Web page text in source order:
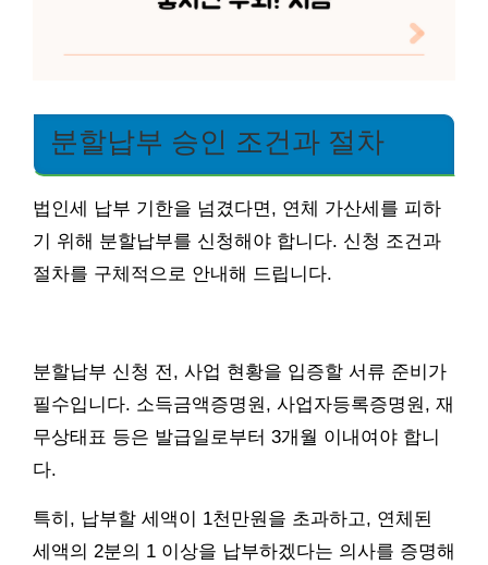
분할납부 승인 조건과 절차
법인세 납부 기한을 넘겼다면, 연체 가산세를 피하
기 위해 분할납부를 신청해야 합니다. 신청 조건과
절차를 구체적으로 안내해 드립니다.
분할납부 신청 전, 사업 현황을 입증할 서류 준비가
필수입니다. 소득금액증명원, 사업자등록증명원, 재
무상태표 등은 발급일로부터 3개월 이내여야 합니
다.
특히, 납부할 세액이 1천만원을 초과하고, 연체된
세액의 2분의 1 이상을 납부하겠다는 의사를 증명해